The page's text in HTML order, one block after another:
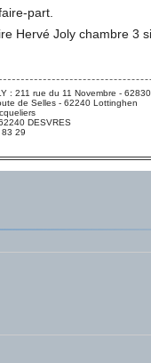
part.
Hervé Joly chambre 3
: 211 rue du 11 Novembre -
de Selles - 62240 Lottinghen
DESVRES
29